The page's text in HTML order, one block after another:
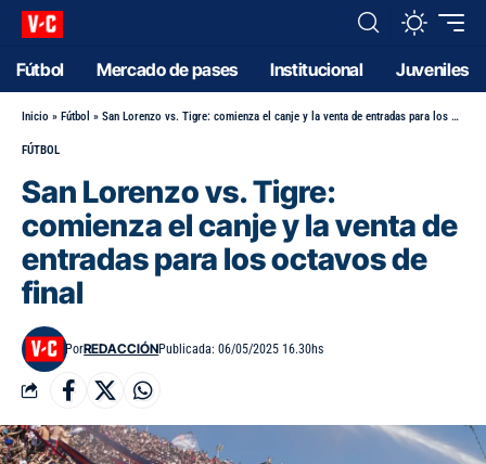
Fútbol Mercado de pases Institucional Juveniles
Inicio » Fútbol » San Lorenzo vs. Tigre: comienza el canje y la venta de entradas para los octavos de final
FÚTBOL
San Lorenzo vs. Tigre:
comienza el canje y la venta de
entradas para los octavos de
final
PorREDACCIÓNPublicada: 06/05/2025 16.30hs